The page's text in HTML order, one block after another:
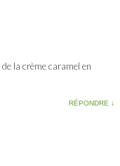
la crème caramel en
RÉPONDRE ↓